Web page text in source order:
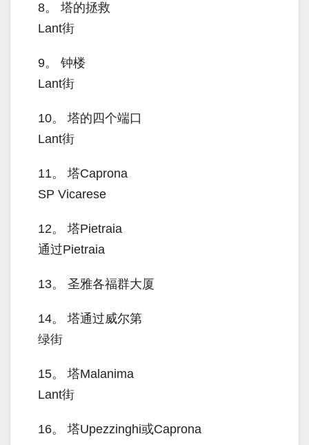
8。
塔的拯救
Lant街
9。
钟楼
Lant街
10。
塔的四个端口
Lant街
11。
塔Caprona
SP Vicarese
12。
塔Pietraia
通过Pietraia
13。 圣雅各福群大厦
14。
塔通过威尔第
绿街
15。
塔Malanima
Lant街
16。 塔Upezzinghi或Caprona